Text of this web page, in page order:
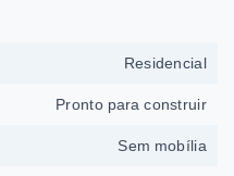
Residencial
Pronto para construir
Sem mobília